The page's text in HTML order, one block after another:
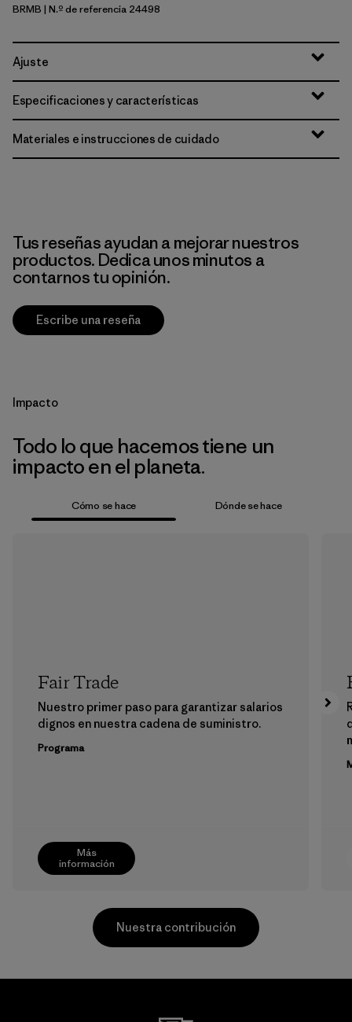
Berm Brown
BRMB | N.º de referencia 24498
Ajuste
Especificaciones y características
Materiales e instrucciones de cuidado
Tus reseñas ayudan a mejorar nuestros
productos. Dedica unos minutos a
contarnos tu opinión.
Escribe una reseña
Impacto
Todo lo que hacemos tiene un
impacto en el planeta.
Cómo se hace Dónde se hace
Más
información
Fair Trade
Nuestro primer paso para garantizar salarios
dignos en nuestra cadena de suministro.
Programa
Nuestra contribución